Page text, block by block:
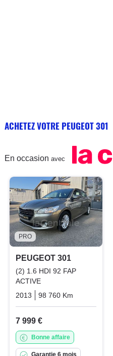
ACHETEZ VOTRE PEUGEOT 301
En occasion avec
PRO
PEUGEOT 301
(2) 1.6 HDI 92 FAP
ACTIVE
2013
98 760 Km
7 999 €
Bonne affaire
Garantie 6 mois